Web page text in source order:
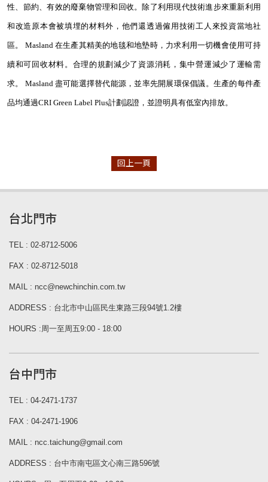
性、節約、有效的廢棄物管理和回收。除了利用現代技術進步來重新利用
和改造原本會被填埋的材料外，他們還透過僱用技術工人來投資當地社
區。 Masland 在生產其精美的地毯和地墊時，力求利用一切機會使用可持
續和可回收材料。合理的規劃減少了資源消耗，集中營運減少了運輸需
求。 Masland 盡可能選擇替代能源，並率先開展環保倡議。生產的每件產
品均通過CRI Green Label Plus計劃認證，並證明具有低室內排放。
回上一頁
台北門市
TEL : 02-8712-5006
FAX : 02-8712-5018
MAIL : ncc@newchinchin.com.tw
ADDRESS : 台北市中山區民生東路三段94號1.2樓
HOURS :周一至周五9:00 - 18:00
台中門市
TEL : 04-2471-1737
FAX : 04-2471-1906
MAIL : ncc.taichung@gmail.com
ADDRESS : 台中市南屯區文心南三路596號